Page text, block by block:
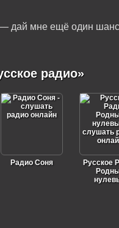
— дай мне ещё один шанс
радио»
Радио Соня
Русское